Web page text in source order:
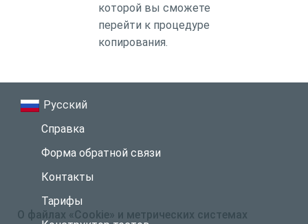
которой вы сможете
перейти к процедуре
копирования.
Русский
Справка
Форма обратной связи
Контакты
Тарифы
О файлах «Cookie» и метрических системах